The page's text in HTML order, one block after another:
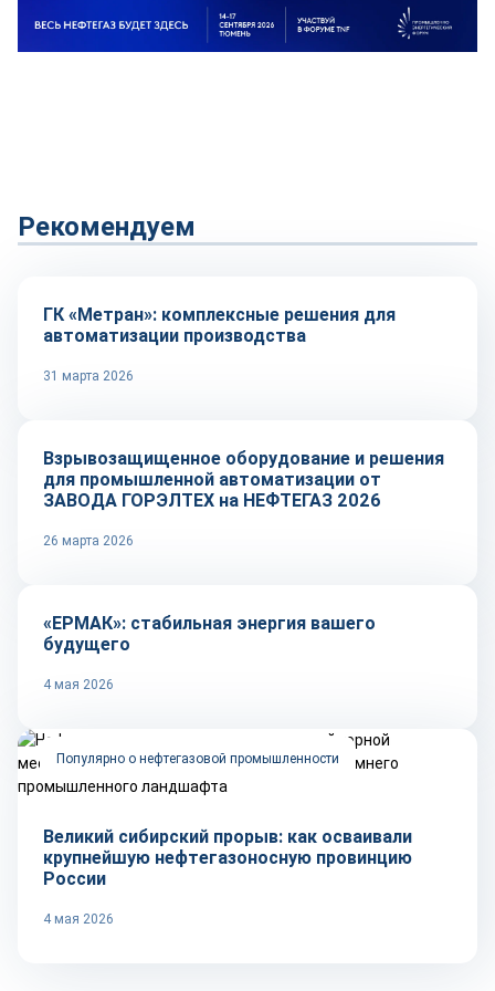
Рекомендуем
Репортаж
ГК «Метран»: комплексные решения для
автоматизации производства
31 марта 2026
Репортаж
Взрывозащищенное оборудование и решения
для промышленной автоматизации от
ЗАВОДА ГОРЭЛТЕХ на НЕФТЕГАЗ 2026
26 марта 2026
Репортаж
«ЕРМАК»: стабильная энергия вашего
будущего
4 мая 2026
Популярно о нефтегазовой промышленности
Великий сибирский прорыв: как осваивали
крупнейшую нефтегазоносную провинцию
России
4 мая 2026